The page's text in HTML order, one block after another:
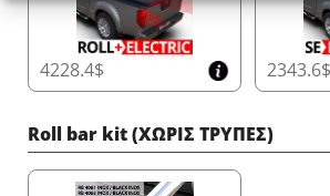
4228.4$ 2343.6$
Roll bar kit (ΧΩΡΙΣ ΤΡΥΠΕΣ)